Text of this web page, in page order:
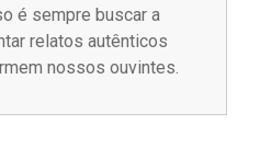
é sempre buscar a
relatos autênticos
nossos ouvintes.